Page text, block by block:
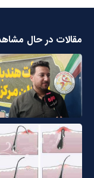
مقالات در حال